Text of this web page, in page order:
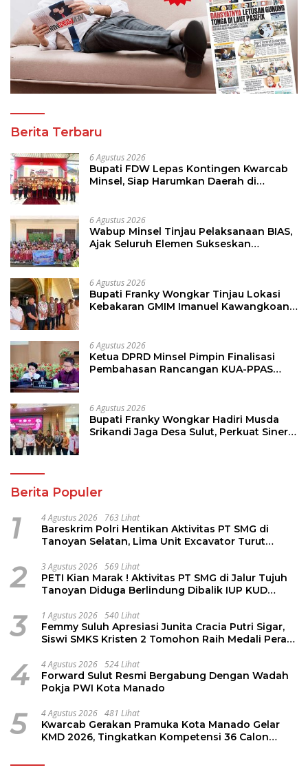
Berita Terbaru
6 Agustus 2026
Bupati FDW Lepas Kontingen Kwarcab
Minsel, Siap Harumkan Daerah di
6 Agustus 2026
Wabup Minsel Tinjau Pelaksanaan BIAS,
Ajak Seluruh Elemen Sukseskan
6 Agustus 2026
Bupati Franky Wongkar Tinjau Lokasi
Kebakaran GMIM Imanuel Kawangkoan
6 Agustus 2026
Ketua DPRD Minsel Pimpin Finalisasi
Pembahasan Rancangan KUA-PPAS
6 Agustus 2026
Bupati Franky Wongkar Hadiri Musda
Srikandi Jaga Desa Sulut, Perkuat Sinergi
Berita Populer
1 4 Agustus 2026 763 Lihat
Bareskrim Polri Hentikan Aktivitas PT SMG di
Tanoyan Selatan, Lima Unit Excavator Turut
2 3 Agustus 2026 569 Lihat
PETI Kian Marak ! Aktivitas PT SMG di Jalur Tujuh
Tanoyan Diduga Berlindung Dibalik IUP KUD
3 1 Agustus 2026 540 Lihat
Femmy Suluh Apresiasi Junita Cracia Putri Sigar,
Siswi SMKS Kristen 2 Tomohon Raih Medali Perak
4 4 Agustus 2026 524 Lihat
Forward Sulut Resmi Bergabung Dengan Wadah
Pokja PWI Kota Manado
5 4 Agustus 2026 481 Lihat
Kwarcab Gerakan Pramuka Kota Manado Gelar
KMD 2026, Tingkatkan Kompetensi 36 Calon